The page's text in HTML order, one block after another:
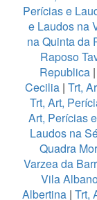
Perícias e
e Laudos na
na Quinta da
Raposo
Republica|
Cecilia | Trt,
Trt, Art,
Art, Perícias
Laudos na
Quadra
Varzea da
Vila
Albertina | Trt,